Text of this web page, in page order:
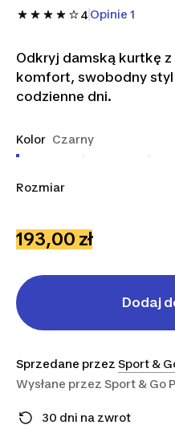
4Opinie 1
Odkryj damską kurtkę
komfort, swobodny styl
codzienne dni.
Kolor Czarny
Rozmiar
193,00 zł
Dodaj
Sprzedane przez Sport &
Wysłane przez Sport & Go
30 dni na zwrot